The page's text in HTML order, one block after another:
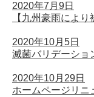
2020年7月9日
【九州豪雨により
2020年10月5日
滅菌バリデーショ
2020年10月29日
ホームページリニ